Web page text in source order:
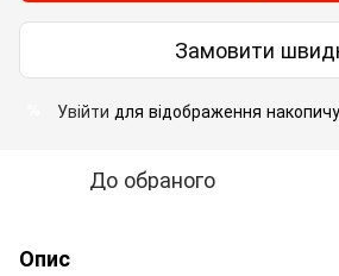
Замовити
Увійти для відображення
До обраного
Опис